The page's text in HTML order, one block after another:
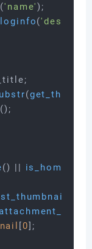
('name' );
(
(
();
() || is_home
0 ];